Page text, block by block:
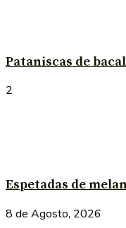
Pataniscas de
2
Espetadas de
8 de Agosto, 2026